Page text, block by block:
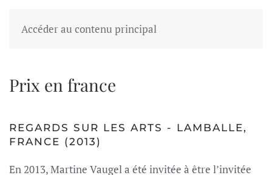
Accéder au contenu principal
Prix en france
REGARDS SUR LES ARTS - LAMBALLE,
FRANCE (2013)
En 2013, Martine Vaugel a été invitée à être l’invitée